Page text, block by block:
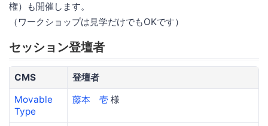
権）も開催します。
（ワークショップは見学だけでもOKです）
セッション登壇者
CMS
登壇者
Movable
Type
藤本 壱 様